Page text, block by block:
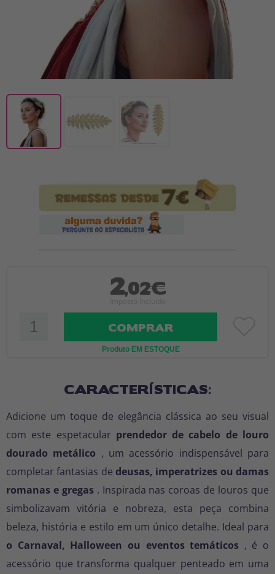
2,02€
COMPRAR
Produto EM ESTOQUE
CARACTERÍSTICAS:
Adicione um toque de elegância clássica ao seu visual
com este espetacular prendedor de cabelo de louro
dourado metálico , um acessório indispensável para
completar fantasias de deusas, imperatrizes ou damas
romanas e gregas. Inspirada nas coroas de louros que
simbolizavam vitória e nobreza, esta peça combina
beleza, história e estilo em um único detalhe. Ideal para
o Carnaval, Halloween ou eventos temáticos , é o
acessório que transforma qualquer penteado em uma